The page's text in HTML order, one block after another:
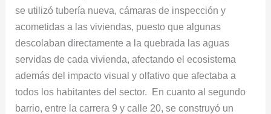
se utilizó tubería nueva, cámaras de inspección y
acometidas a las viviendas, puesto que algunas
descolaban directamente a la quebrada las aguas
servidas de cada vivienda, afectando el ecosistema
además del impacto visual y olfativo que afectaba a
todos los habitantes del sector. En cuanto al segundo
barrio, entre la carrera 9 y calle 20, se construyó un